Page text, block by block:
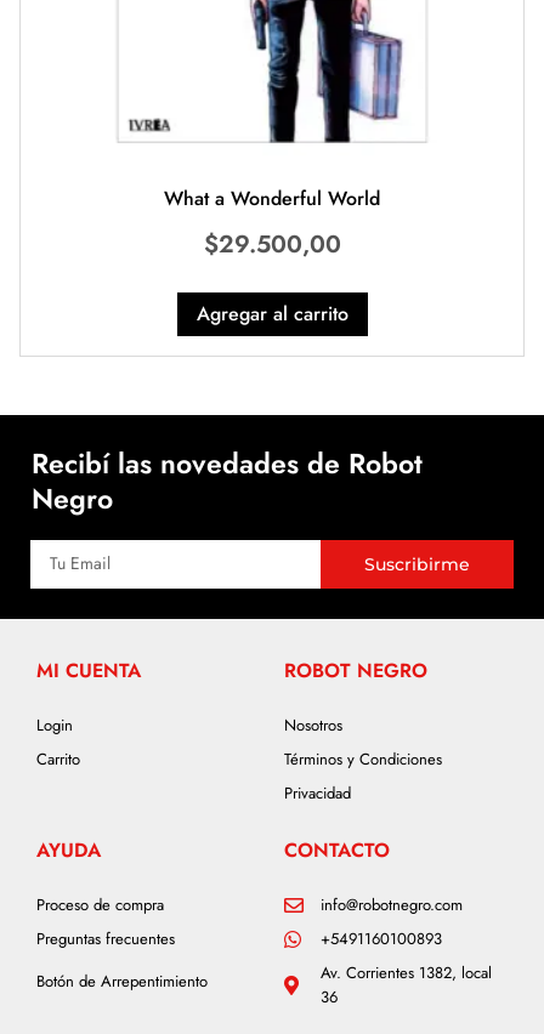
What a Wonderful World
$29.500,00
Agregar al carrito
Recibí las novedades de Robot
Negro
Suscribirme
MI CUENTA
Login
Carrito
ROBOT NEGRO
Nosotros
Términos y Condiciones
Privacidad
AYUDA
Proceso de compra
Preguntas frecuentes
Botón de Arrepentimiento
CONTACTO
info@robotnegro.com
+5491160100893
Av. Corrientes 1382, local
36